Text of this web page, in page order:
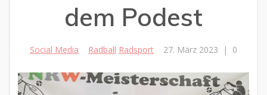
dem Podest
Social Media Radball Radsport 27. März 2023 | 0